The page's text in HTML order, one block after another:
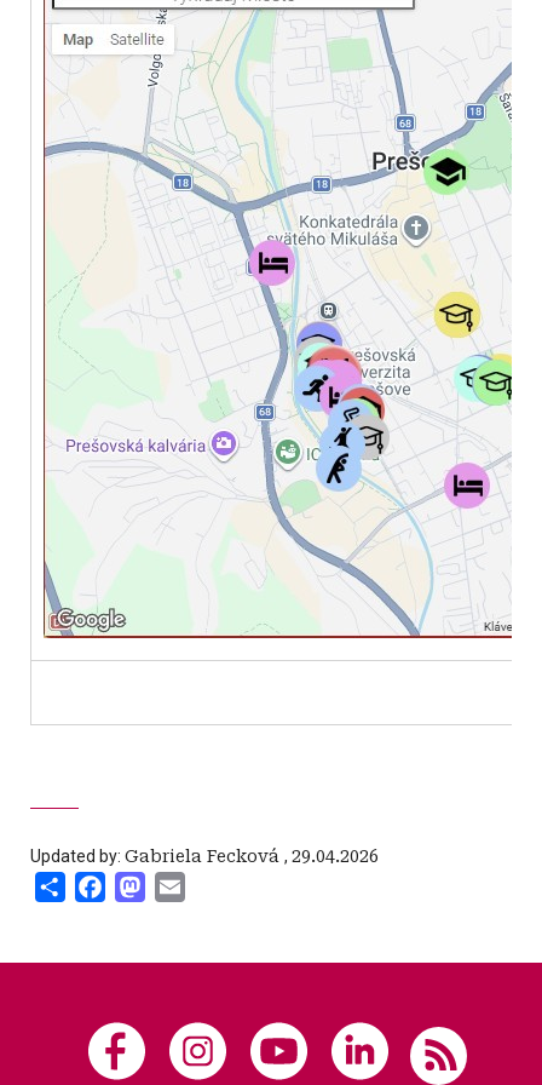
Updated by: Gabriela Fecková , 29.04.2026
Share FacebookMastodon